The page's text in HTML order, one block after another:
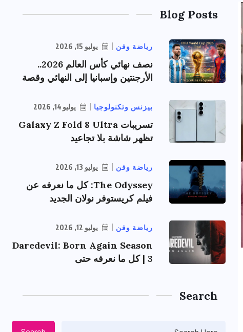
Blog Posts
رياضة وفن يوليو 15, 2026
نصف نهائي كأس العالم 2026..
الأرجنتين وإسبانيا إلى النهائي وقصة
بيزنس وتكنولوجيا يوليو 14, 2026
تسريبات Galaxy Z Fold 8 Ultra
تظهر شاشة بلا تجاعيد
رياضة وفن يوليو 13, 2026
The Odyssey: كل ما نعرفه عن
فيلم كريستوفر نولان الجديد
رياضة وفن يوليو 12, 2026
Daredevil: Born Again Season
3 | كل ما نعرفه حتى
Search